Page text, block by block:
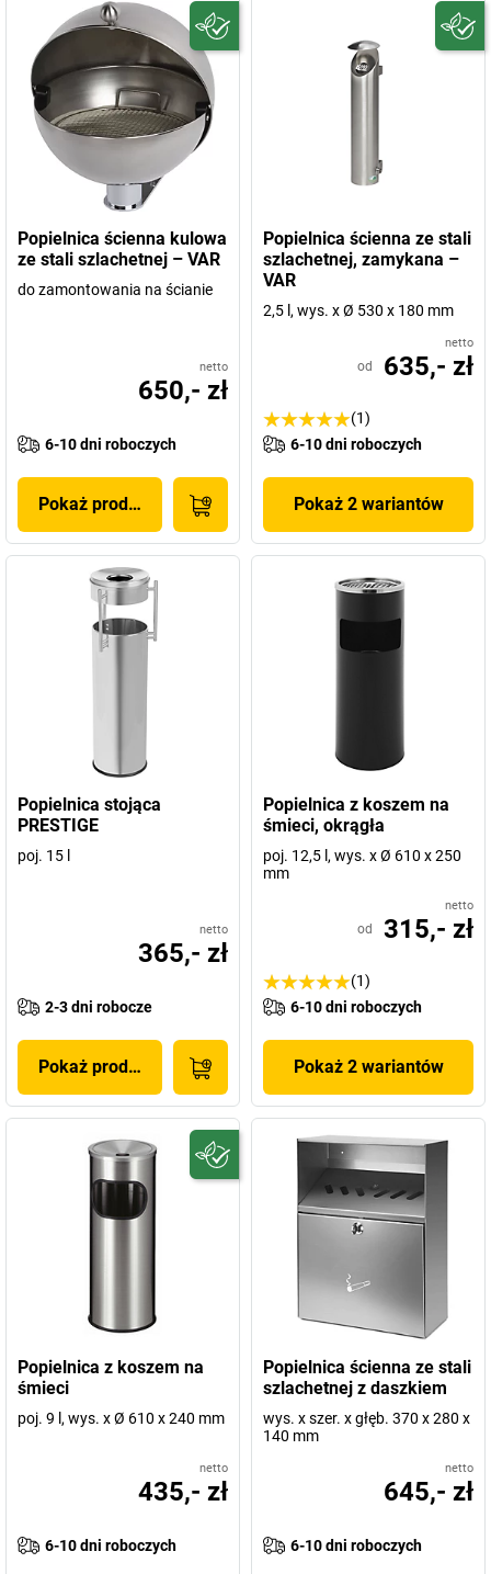
Popielnica ścienna kulowa
ze stali szlachetnej – VAR
do zamontowania na ścianie
netto
650,- zł
6-10 dni roboczych
Pokaż produkt
Popielnica ścienna ze stali
szlachetnej, zamykana –
VAR
2,5 l, wys. x Ø 530 x 180 mm
netto
od 635,- zł
(1)
6-10 dni roboczych
Pokaż 2 wariantów
Popielnica stojąca
PRESTIGE
poj. 15 l
netto
365,- zł
2-3 dni robocze
Pokaż produkt
Popielnica z koszem na
śmieci, okrągła
poj. 12,5 l, wys. x Ø 610 x 250
mm
netto
od 315,- zł
(1)
6-10 dni roboczych
Pokaż 2 wariantów
Popielnica z koszem na
śmieci
poj. 9 l, wys. x Ø 610 x 240 mm
netto
435,- zł
6-10 dni roboczych
Popielnica ścienna ze stali
szlachetnej z daszkiem
wys. x szer. x głęb. 370 x 280 x
140 mm
netto
645,- zł
6-10 dni roboczych